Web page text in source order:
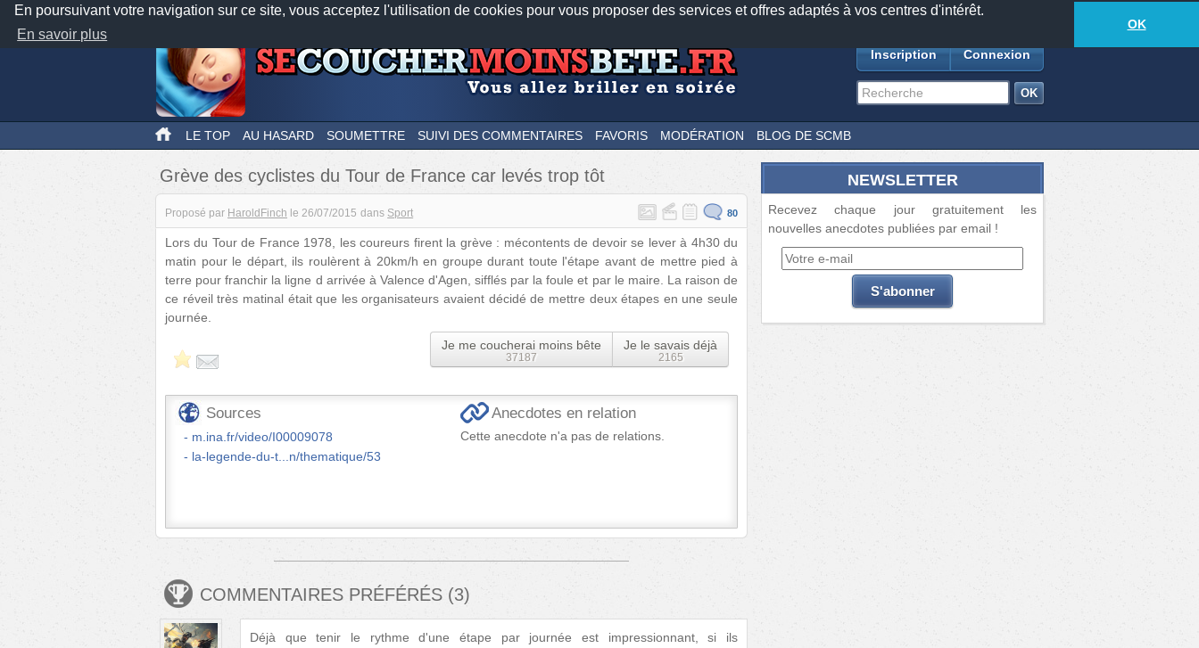
En poursuivant votre navigation sur ce site, vous acceptez l'utilisation de cookies pour vous proposer des services et offres adaptés à vos centres d'intérêt.
En savoir plus
OK
Nos applications mobiles Newsletter Facebook
TwitterFeeds18885anecdotes-418lecteurs connectés
Inscription Connexion
LE TOP AU HASARD SOUMETTRE SUIVI DES COMMENTAIRES FAVORIS MODÉRATION BLOG DE SCMB
Grève des cyclistes du Tour de France car levés trop tôt
Proposé par HaroldFinch le 26/07/2015 dans Sport 80
Lors du Tour de France 1978, les coureurs firent la grève : mécontents de devoir se lever à 4h30 du
matin pour le départ, ils roulèrent à 20km/h en groupe durant toute l'étape avant de mettre pied à
terre pour franchir la ligne d arrivée à Valence d'Agen, sifflés par la foule et par le maire. La raison de
ce réveil très matinal était que les organisateurs avaient décidé de mettre deux étapes en une seule
journée.
Je me coucherai moins bête
37187
Je le savais déjà
2165
Sources
m.ina.fr/video/I00009078
la-legende-du-t...n/thematique/53
Anecdotes en relation
Cette anecdote n'a pas de relations.
COMMENTAIRES PRÉFÉRÉS (3)
Déjà que tenir le rythme d'une étape par journée est impressionnant, si ils
NEWSLETTER
Recevez chaque jour gratuitement les
nouvelles anecdotes publiées par email !